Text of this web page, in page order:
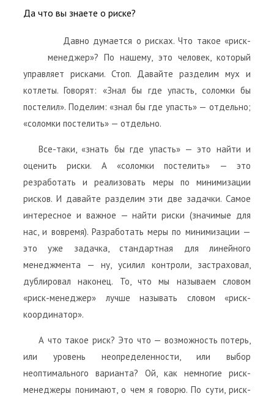
Да что вы знаете о риске?
Давно думается о рисках. Что такое «риск-
менеджер»? По нашему, это человек, который
управляет рисками. Стоп. Давайте разделим мух и
котлеты. Говорят: «Знал бы где упасть, соломки бы
постелил». Поделим: «знал бы где упасть» — отдельно;
«соломки постелить» — отдельно.
Все-таки, «знать бы где упасть» — это найти и
оценить риски. А «соломки постелить» — это
резработать и реализовать меры по минимизации
рисков. И давайте разделим эти две задачки. Самое
интересное и важное — найти риски (значимые для
нас, и вовремя). Разработать меры по минимизации —
это уже задачка, стандартная для линейного
менеджмента — ну, усилил контроли, застраховал,
дублировал наконец. То, что мы называем словом
«риск-менеджер» лучше называть словом «риск-
координатор».
А что такое риск? Это что — возможность потерь,
или уровень неопределенности, или выбор
неоптимального варианта? Ой, как немногие риск-
менеджеры понимают, о чем я говорю. По сути, риск-